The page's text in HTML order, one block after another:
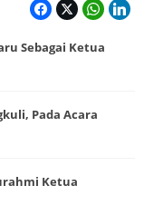
Sebagai Ketua
Pada Acara
Ketua